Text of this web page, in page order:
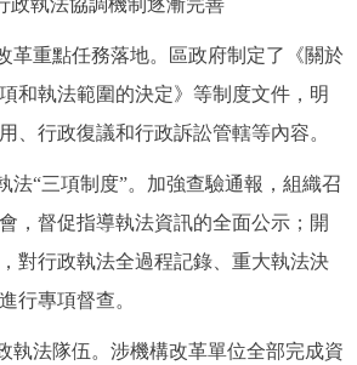
執法協調機制逐漸完善
重點任務落地。區政府制定了《關於
和執法範圍的決定》等制度文件，明
、行政復議和行政訴訟管轄等內容。
“三項制度”。加強查驗通報，組織召
，督促指導執法資訊的全面公示；開
對行政執法全過程記錄、重大執法決
行專項督查。
法隊伍。涉機構改革單位全部完成資